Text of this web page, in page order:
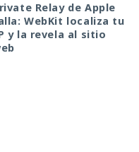
Relay de Apple
WebKit localiza tu
y la revela al sitio